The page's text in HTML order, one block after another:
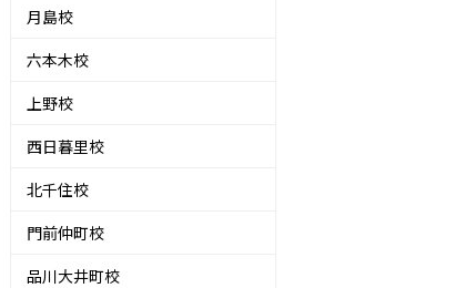
月島校
六本木校
上野校
西日暮里校
北千住校
門前仲町校
品川大井町校